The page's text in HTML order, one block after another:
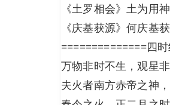
《土罗相会》土为用
《庆基获源》何庆基
==============四
万物非时不生，观星
夫火者南方赤帝之神